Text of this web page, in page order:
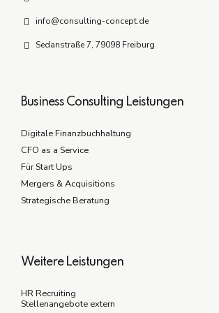
info@consulting-concept.de
Sedanstraße 7, 79098 Freiburg
Business Consulting Leistungen
Digitale Finanzbuchhaltung
CFO as a Service
Für Start Ups
Mergers & Acquisitions
Strategische Beratung
Weitere Leistungen
HR Recruiting
Stellenangebote extern